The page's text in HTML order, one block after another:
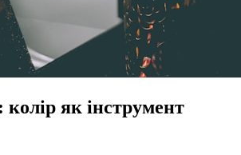
як інструмент